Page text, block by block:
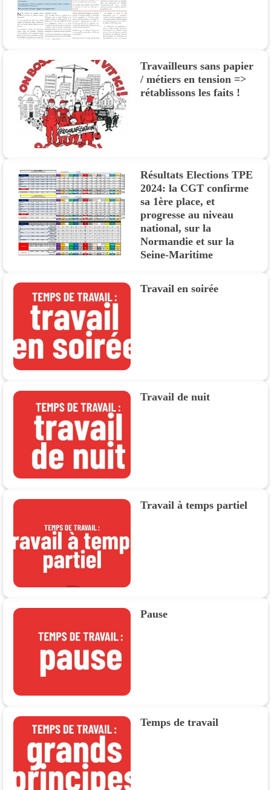
Travailleurs sans papier
/ métiers en tension =>
rétablissons les faits !
Résultats Elections TPE
2024: la CGT confirme
sa 1ère place, et
progresse au niveau
national, sur la
Normandie et sur la
Seine-Maritime
Travail en soirée
Travail de nuit
Travail à temps partiel
Pause
Temps de travail